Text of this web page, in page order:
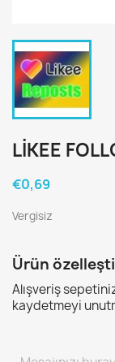
LIKEE
€0,69
Vergisiz
Ürün
Alışveriş
kaydetmeyi